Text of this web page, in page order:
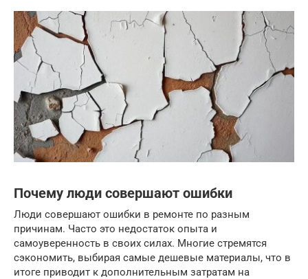
Почему люди совершают ошибки
Люди совершают ошибки в ремонте по разным
причинам. Часто это недостаток опыта и
самоуверенность в своих силах. Многие стремятся
сэкономить, выбирая самые дешевые материалы, что в
итоге приводит к дополнительным затратам на